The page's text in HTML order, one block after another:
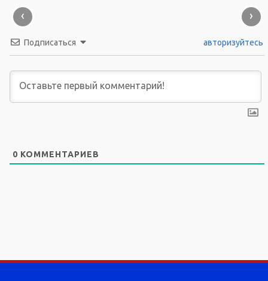
‹ ›
Подписаться авторизуйтесь
0 КОММЕНТАРИЕВ